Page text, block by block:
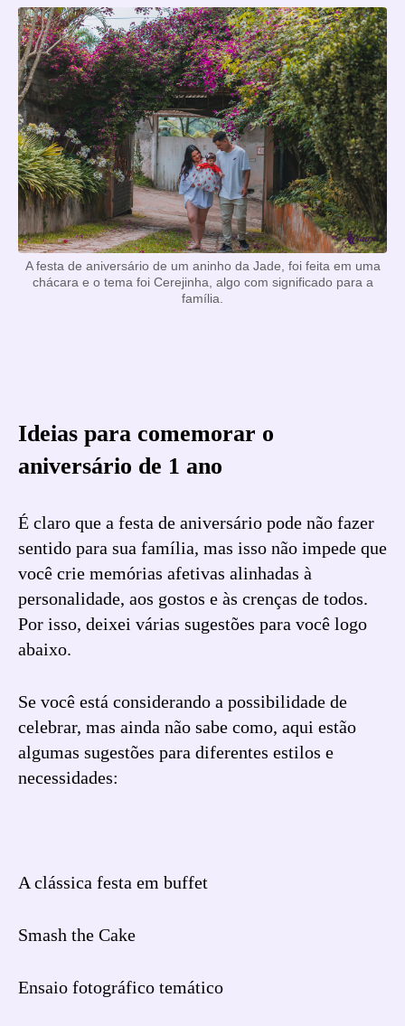
A festa de aniversário de um aninho da Jade, foi feita em uma
chácara e o tema foi Cerejinha, algo com significado para a
família.
Ideias para comemorar o
aniversário de 1 ano
É claro que a festa de aniversário pode não fazer
sentido para sua família, mas isso não impede que
você crie memórias afetivas alinhadas à
personalidade, aos gostos e às crenças de todos.
Por isso, deixei várias sugestões para você logo
abaixo.
Se você está considerando a possibilidade de
celebrar, mas ainda não sabe como, aqui estão
algumas sugestões para diferentes estilos e
necessidades:
A clássica festa em buffet
Smash the Cake
Ensaio fotográfico temático